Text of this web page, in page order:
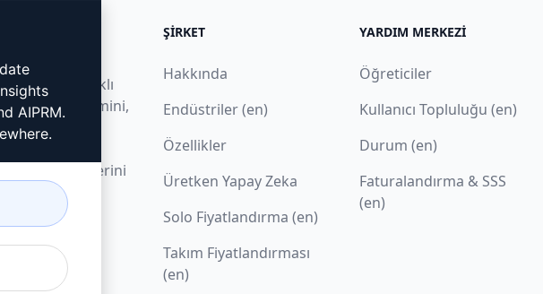
topluluk odaklı
Claude, Gemini,
için
satış,
görevlerini
ŞIRKET
Hakkında
Endüstriler (en)
Özellikler
Üretken Yapay Zeka
Solo Fiyatlandırma (en)
Takım Fiyatlandırması
(en)
YARDIM MERKEZI
Öğreticiler
Kullanıcı Topluluğu (en)
Durum (en)
Faturalandırma & SSS
(en)
AIPRM.